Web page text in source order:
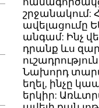
ավելացումը
անգամ: Ինչ
դրանք ևս
Նախորդ
եղել, ինչը
երկիր: